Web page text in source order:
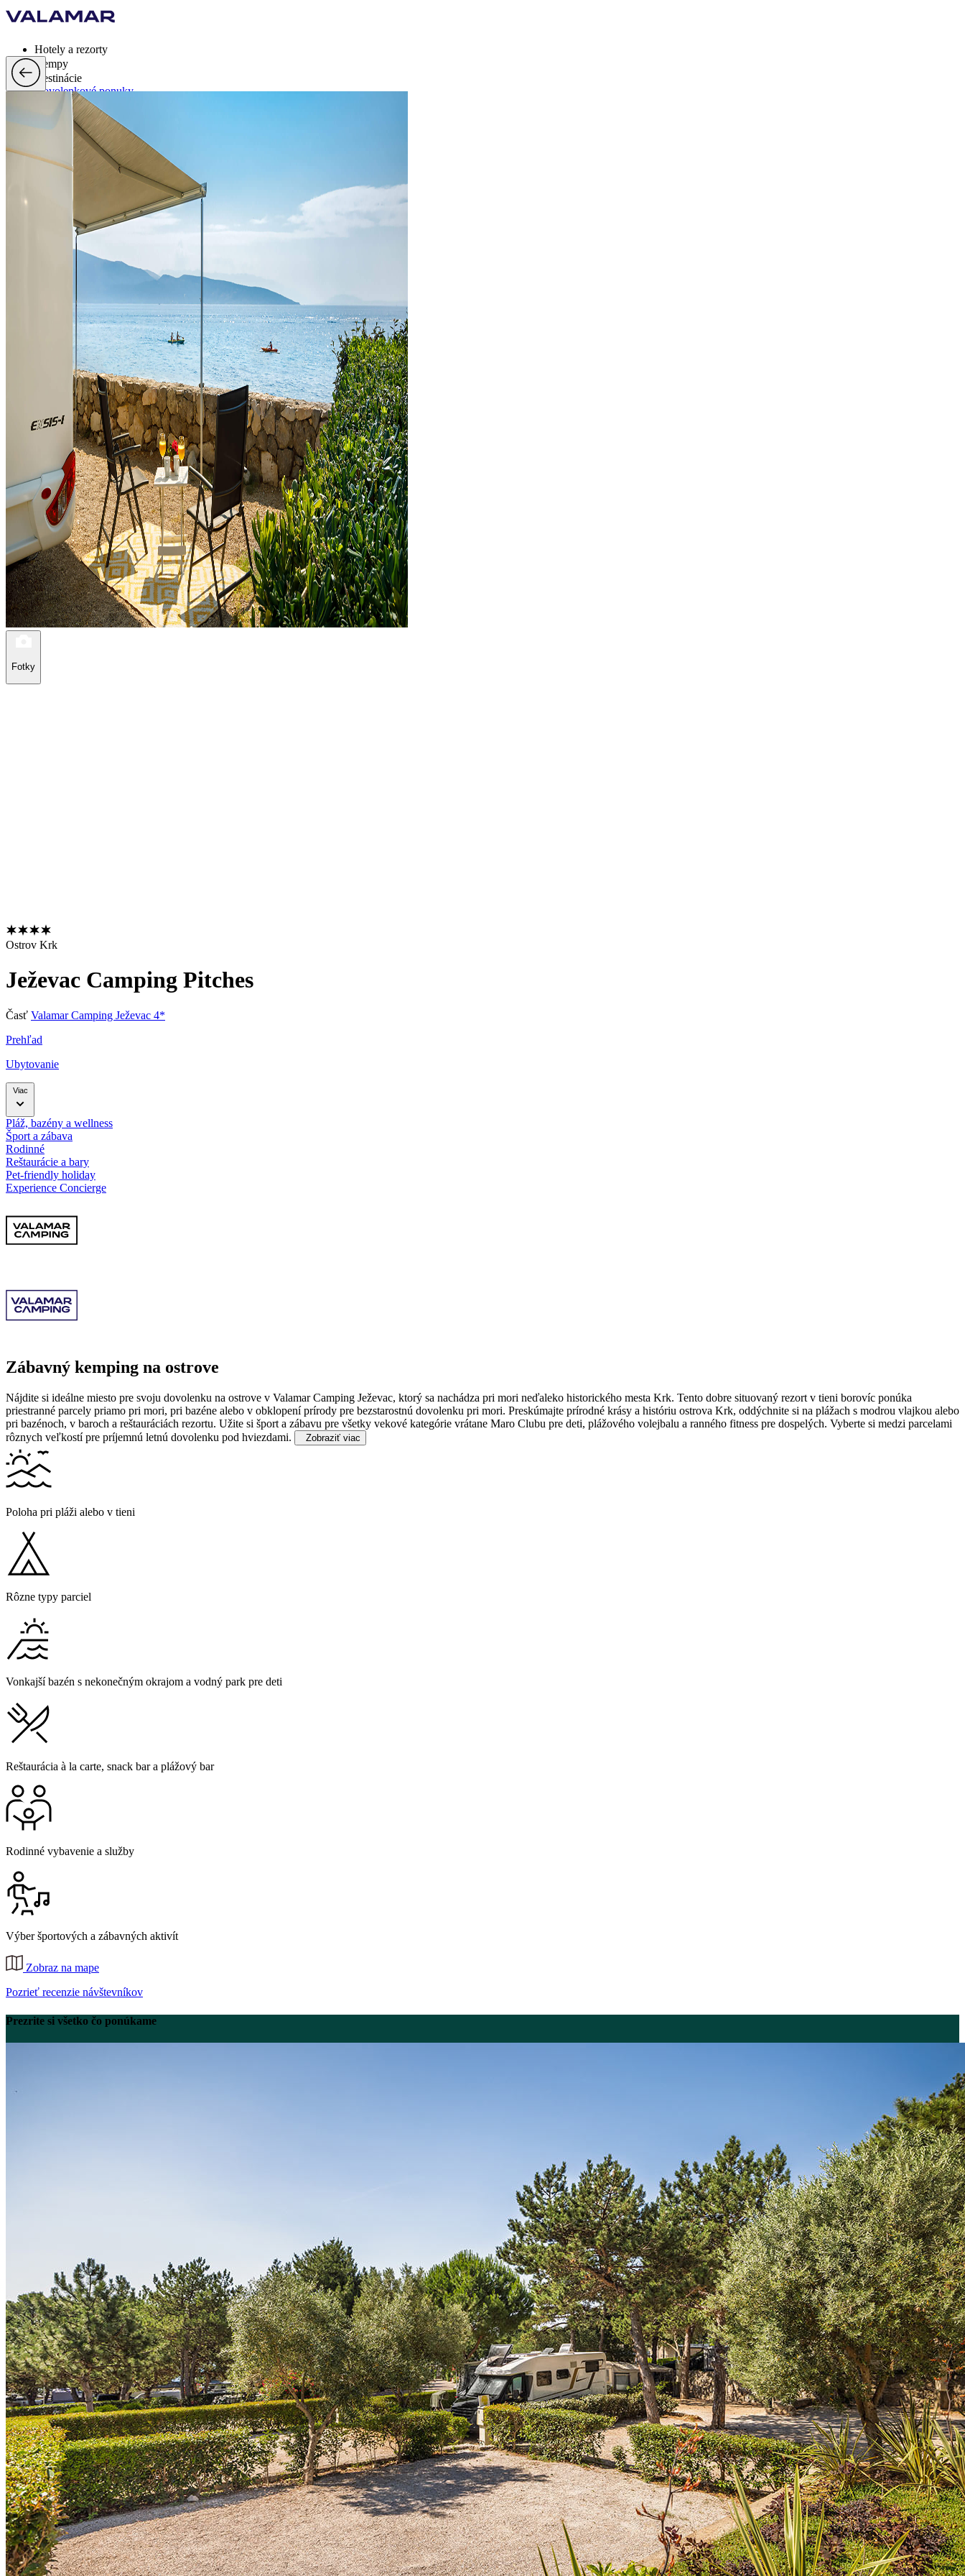
Hotely a rezorty
Kempy
Destinácie
Dovolenkové ponuky
Valamar Rewards
Fotky
Ostrov Krk
Ježevac Camping Pitches
Časť Valamar Camping Ježevac 4*
Prehľad
Ubytovanie
Viac
Pláž, bazény a wellness
Šport a zábava
Rodinné
Reštaurácie a bary
Pet-friendly holiday
Experience Concierge
Zábavný kemping na ostrove
Nájdite si ideálne miesto pre svoju dovolenku na ostrove v Valamar Camping Ježevac, ktorý sa nachádza pri mori neďaleko historického mesta Krk. Tento dobre situovaný rezort v tieni borovíc ponúka
priestranné parcely priamo pri mori, pri bazéne alebo v obklopení prírody pre bezstarostnú dovolenku pri mori. Preskúmajte prírodné krásy a históriu ostrova Krk, oddýchnite si na plážach s modrou vlajkou alebo
pri bazénoch, v baroch a reštauráciách rezortu. Užite si šport a zábavu pre všetky vekové kategórie vrátane Maro Clubu pre deti, plážového volejbalu a ranného fitness pre dospelých. Vyberte si medzi parcelami
rôznych veľkostí pre príjemnú letnú dovolenku pod hviezdami.
Zobraziť viac
Poloha pri pláži alebo v tieni
Rôzne typy parciel
Vonkajší bazén s nekonečným okrajom a vodný park pre deti
Reštaurácia à la carte, snack bar a plážový bar
Rodinné vybavenie a služby
Výber športových a zábavných aktivít
Zobraz na mape
Pozrieť recenzie návštevníkov
Prezrite si všetko čo ponúkame